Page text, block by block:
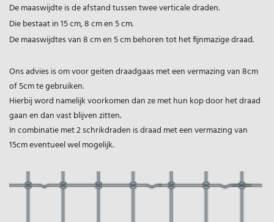
De maaswijdte is de afstand tussen twee verticale draden.
Die bestaat in 15 cm, 8 cm en 5 cm.
De maaswijdtes van 8 cm en 5 cm behoren tot het fijnmazige draad.
Ons advies is om voor geiten draadgaas met een vermazing van 8cm
of 5cm te gebruiken.
Hierbij word namelijk voorkomen dan ze met hun kop door het draad
gaan en dan vast blijven zitten.
In combinatie met 2 schrikdraden is draad met een vermazing van
15cm eventueel wel mogelijk.